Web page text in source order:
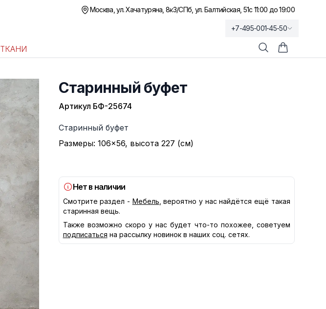
Москва, ул. Хачатуряна, 8к3/СПб, ул. Балтийская, 51с 11:00 до 19:00
ТКАНИ
+7-495-001-45-50
ПоискКорзина
Старинный буфет
Артикул БФ-25674
Описание
Старинный буфет
Размеры: 106×56, высота 227 (см)
Нет в наличии
Смотрите раздел - Мебель , вероятно у нас найдётся ещё такая
старинная вещь.
Также возможно скоро у нас будет что-то похожее, советуем
подписаться на рассылку новинок в наших соц. сетях.